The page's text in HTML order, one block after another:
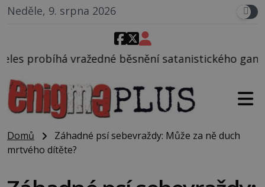
Neděle, 9. srpna 2026
běsnění satanistického gangu vedeného
Domů
Záhadné psí sebevraždy: Může za ně duch
mrtvého dítěte?